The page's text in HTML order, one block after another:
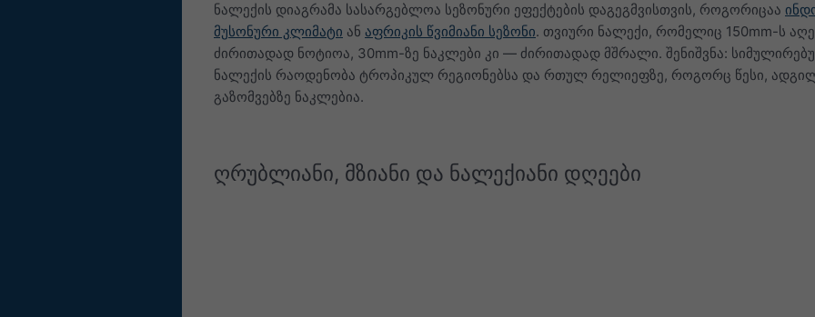
ნალექის დიაგრამა სასარგებლოა სეზონური ეფექტების დაგეგმვისთვის, როგორიცაა
მუსონური კლიმატი ან აფრიკის წვიმიანი სეზონი. თვიური ნალექი, რომელიც 150mm-ს
ძირითადად ნოტიოა, 30mm-ზე ნაკლები კი — ძირითადად მშრალი. შენიშვნა:
ნალექის რაოდენობა ტროპიკულ რეგიონებსა და რთულ რელიეფზე, როგორც წესი,
გაზომვებზე ნაკლებია.
ღრუბლიანი, მზიანი და ნალექიანი დღეები